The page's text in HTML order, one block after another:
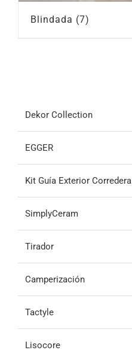
Blindada (7)
Dekor Collection
EGGER
Kit Guía Exterior Corredera
SimplyCeram
Tirador
Camperización
Tactyle
Lisocore